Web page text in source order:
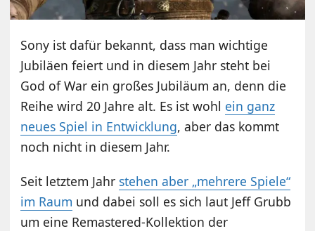
Sony ist dafür bekannt, dass man wichtige
Jubiläen feiert und in diesem Jahr steht bei
God of War ein großes Jubiläum an, denn die
Reihe wird 20 Jahre alt. Es ist wohl ein ganz
neues Spiel in Entwicklung, aber das kommt
noch nicht in diesem Jahr.
Seit letztem Jahr stehen aber „mehrere Spiele“
im Raum und dabei soll es sich laut Jeff Grubb
um eine Remastered-Kollektion der